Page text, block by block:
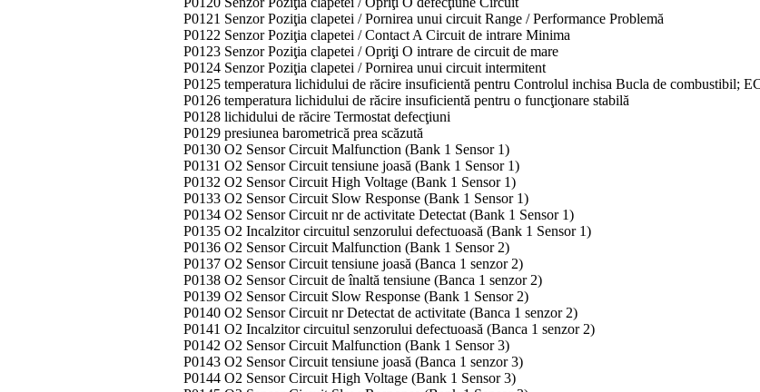
P0121 Senzor Poziţia clapetei / Pornirea unui circuit Range / Performance Problemă
P0122 Senzor Poziţia clapetei / Contact A Circuit de intrare Minima
P0123 Senzor Poziţia clapetei / Opriţi O intrare de circuit de mare
P0124 Senzor Poziţia clapetei / Pornirea unui circuit intermitent
P0125 temperatura lichidului de răcire insuficientă pentru Controlul inchisa Bucla de combustibil;
P0126 temperatura lichidului de răcire insuficientă pentru o funcţionare stabilă
P0128 lichidului de răcire Termostat defecţiuni
P0129 presiunea barometrică prea scăzută
P0130 O2 Sensor Circuit Malfunction (Bank 1 Sensor 1)
P0131 O2 Sensor Circuit tensiune joasă (Bank 1 Sensor 1)
P0132 O2 Sensor Circuit High Voltage (Bank 1 Sensor 1)
P0133 O2 Sensor Circuit Slow Response (Bank 1 Sensor 1)
P0134 O2 Sensor Circuit nr de activitate Detectat (Bank 1 Sensor 1)
P0135 O2 Incalzitor circuitul senzorului defectuoasă (Bank 1 Sensor 1)
P0136 O2 Sensor Circuit Malfunction (Bank 1 Sensor 2)
P0137 O2 Sensor Circuit tensiune joasă (Banca 1 senzor 2)
P0138 O2 Sensor Circuit de înaltă tensiune (Banca 1 senzor 2)
P0139 O2 Sensor Circuit Slow Response (Bank 1 Sensor 2)
P0140 O2 Sensor Circuit nr Detectat de activitate (Banca 1 senzor 2)
P0141 O2 Incalzitor circuitul senzorului defectuoasă (Banca 1 senzor 2)
P0142 O2 Sensor Circuit Malfunction (Bank 1 Sensor 3)
P0143 O2 Sensor Circuit tensiune joasă (Banca 1 senzor 3)
P0144 O2 Sensor Circuit High Voltage (Bank 1 Sensor 3)